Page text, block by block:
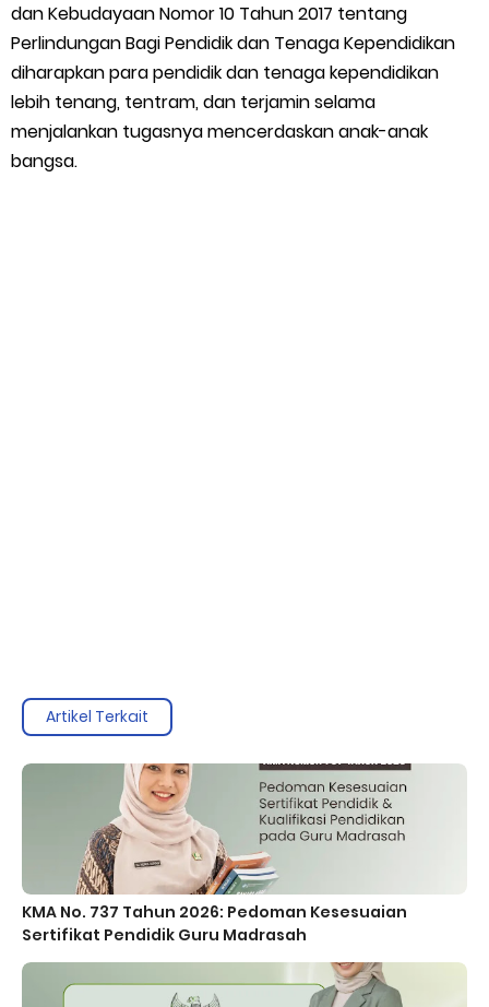
dan Kebudayaan Nomor 10 Tahun 2017 tentang
Perlindungan Bagi Pendidik dan Tenaga Kependidikan
diharapkan para pendidik dan tenaga kependidikan
lebih tenang, tentram, dan terjamin selama
menjalankan tugasnya mencerdaskan anak-anak
bangsa.
Artikel Terkait
KMA No. 737 Tahun 2026: Pedoman Kesesuaian
Sertifikat Pendidik Guru Madrasah